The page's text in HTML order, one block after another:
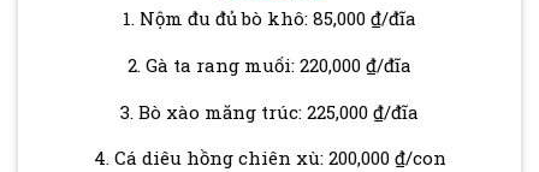
1. Nộm đu đủ bò khô: 85,000 ₫/đĩa
2. Gà ta rang muối: 220,000 ₫/đĩa
3. Bò xào măng trúc: 225,000 ₫/đĩa
4. Cá diêu hồng chiên xù: 200,000 ₫/con